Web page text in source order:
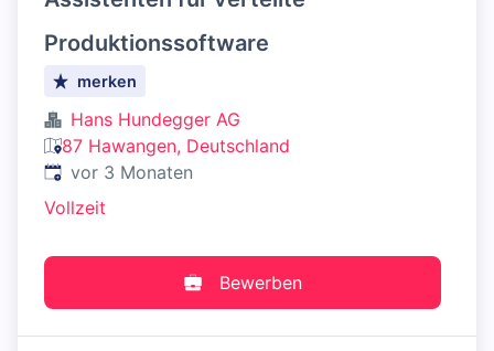
Produktionssoftware
merken
Hans Hundegger AG
87 Hawangen, Deutschland
Veröffentlicht:
vor 3 Monaten
Vollzeit
Bewerben